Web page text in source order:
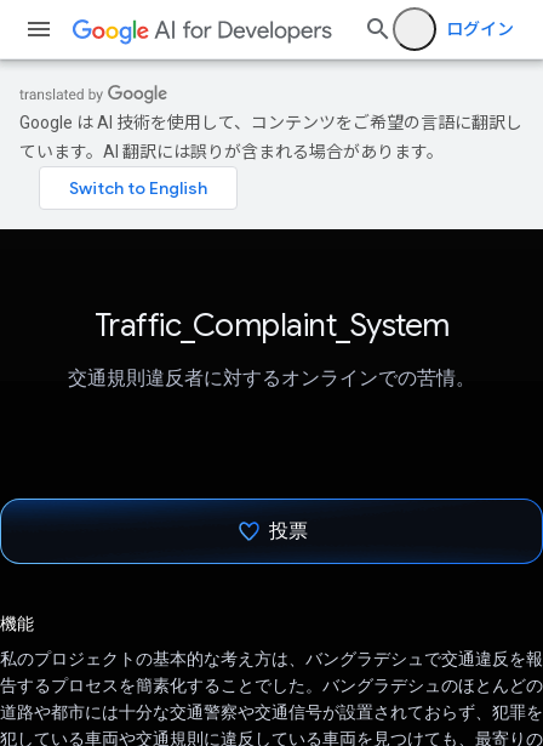
ログイン
Google は AI 技術を使用して、コンテンツをご希望の言語に翻訳し
ています。AI 翻訳には誤りが含まれる場合があります。
Traffic_Complaint_System
交通規則違反者に対するオンラインでの苦情。
投票
機能
私のプロジェクトの基本的な考え方は、バングラデシュで交通違反を報
告するプロセスを簡素化することでした。バングラデシュのほとんどの
道路や都市には十分な交通警察や交通信号が設置されておらず、犯罪を
犯している車両や交通規則に違反している車両を見つけても、最寄りの